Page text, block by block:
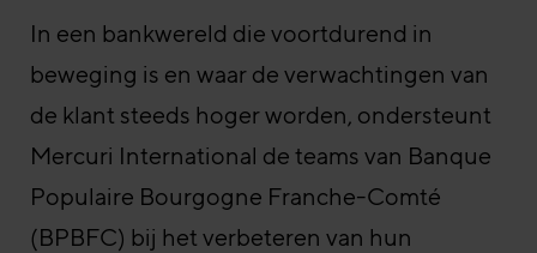
In een bankwereld die voortdurend in
beweging is en waar de verwachtingen van
de klant steeds hoger worden, ondersteunt
Mercuri International de teams van Banque
Populaire Bourgogne Franche-Comté
(BPBFC) bij het verbeteren van hun